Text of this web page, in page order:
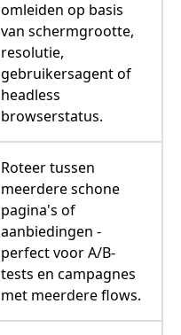
omleiden op basis
van schermgrootte,
resolutie,
gebruikersagent of
headless
browserstatus.
Roteer tussen
meerdere schone
pagina's of
aanbiedingen -
perfect voor A/B-
tests en campagnes
met meerdere flows.